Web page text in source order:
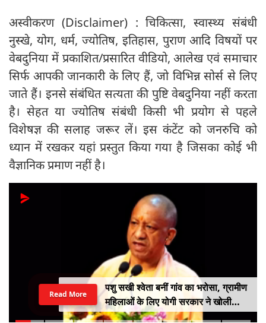
अस्वीकरण (Disclaimer) : चिकित्सा, स्वास्थ्य संबंधी
नुस्खे, योग, धर्म, ज्योतिष, इतिहास, पुराण आदि विषयों पर
वेबदुनिया में प्रकाशित/प्रसारित वीडियो, आलेख एवं समाचार
सिर्फ आपकी जानकारी के लिए हैं, जो विभिन्न सोर्स से लिए
जाते हैं। इनसे संबंधित सत्यता की पुष्टि वेबदुनिया नहीं करता
है। सेहत या ज्योतिष संबंधी किसी भी प्रयोग से पहले
विशेषज्ञ की सलाह जरूर लें। इस कंटेंट को जनरुचि को
ध्यान में रखकर यहां प्रस्तुत किया गया है जिसका कोई भी
वैज्ञानिक प्रमाण नहीं है।
पशु सखी श्वेता बनीं गांव का भरोसा, ग्रामीण
महिलाओं के लिए योगी सरकार ने खोली
आत्मनिर्भरता की राह
Read More